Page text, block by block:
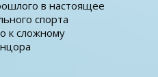
в настоящее
спорта
к сложному